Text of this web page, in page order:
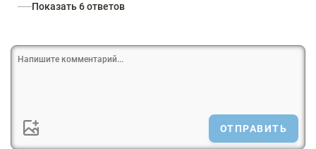
Показать 6 ответов
ОТПРАВИТЬ